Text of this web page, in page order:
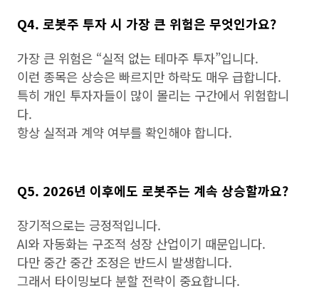
Q4. 로봇주 투자 시 가장 큰 위험은 무엇인가요?
가장 큰 위험은 “실적 없는 테마주 투자”입니다.
이런 종목은 상승은 빠르지만 하락도 매우 급합니다.
특히 개인 투자자들이 많이 몰리는 구간에서 위험합니
다.
항상 실적과 계약 여부를 확인해야 합니다.
Q5. 2026년 이후에도 로봇주는 계속 상승할까요?
장기적으로는 긍정적입니다.
AI와 자동화는 구조적 성장 산업이기 때문입니다.
다만 중간 중간 조정은 반드시 발생합니다.
그래서 타이밍보다 분할 전략이 중요합니다.